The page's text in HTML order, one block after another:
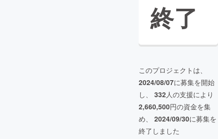
終了
このプロジェクトは、
2024/08/07に募集を開始
し、 332人の支援により
2,660,500円の資金を集
め、 2024/09/30に募集を
終了しました